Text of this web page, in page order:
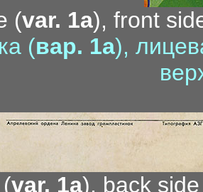
(var. 1a), front
(вар. 1a),
var. 1a), back